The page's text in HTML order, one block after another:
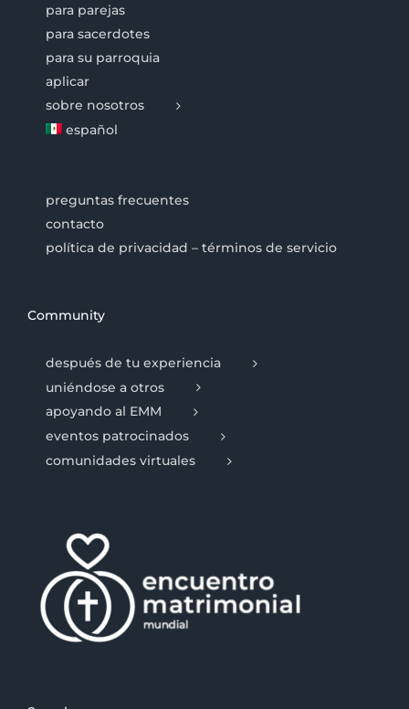
para parejas
para sacerdotes
para su parroquia
aplicar
sobre nosotros
español
preguntas frecuentes
contacto
política de privacidad – términos de servicio
Community
después de tu experiencia
uniéndose a otros
apoyando al EMM
eventos patrocinados
comunidades virtuales